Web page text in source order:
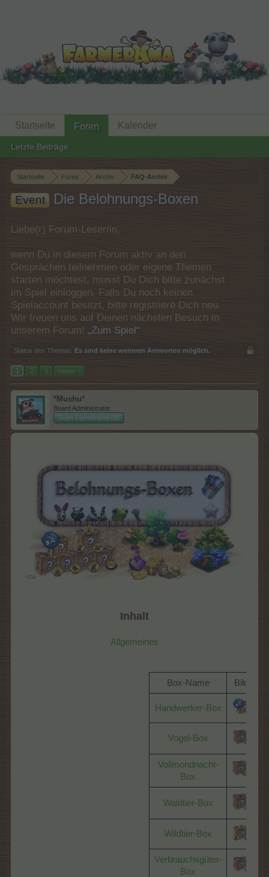
Startseite Foren Archiv FAQ-Archiv
Event Die Belohnungs-Boxen
Liebe(r) Forum-Leser/in,
wenn Du in diesem Forum aktiv an den
Gesprächen teilnehmen oder eigene Themen
starten möchtest, musst Du Dich bitte zunächst
im Spiel einloggen. Falls Du noch keinen
Spielaccount besitzt, bitte registriere Dich neu.
Wir freuen uns auf Deinen nächsten Besuch in
unserem Forum! „Zum Spiel“
Status des Themas: Es sind keine weiteren Antworten möglich.
1 2 3 Weiter >
*Mushu*
Board Administrator
Team Farmerama DE
Inhalt
Allgemeines
Box-Name Bild
Handwerker-Box
Vogel-Box
Vollmondnacht-
Box
Waldtier-Box
Wildtier-Box
Verbrauchsgüter-
Box
Startseite Foren
Letzte Beiträge
Kalender